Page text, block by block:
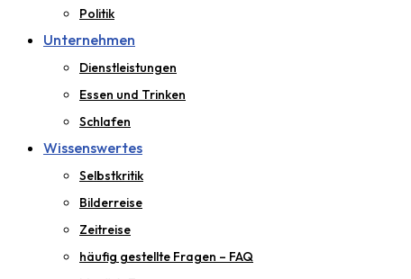
Politik
Unternehmen
Dienstleistungen
Essen und Trinken
Schlafen
Wissenswertes
Selbstkritik
Bilderreise
Zeitreise
häufig gestellte Fragen – FAQ